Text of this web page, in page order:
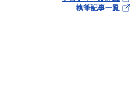
執筆記事一覧